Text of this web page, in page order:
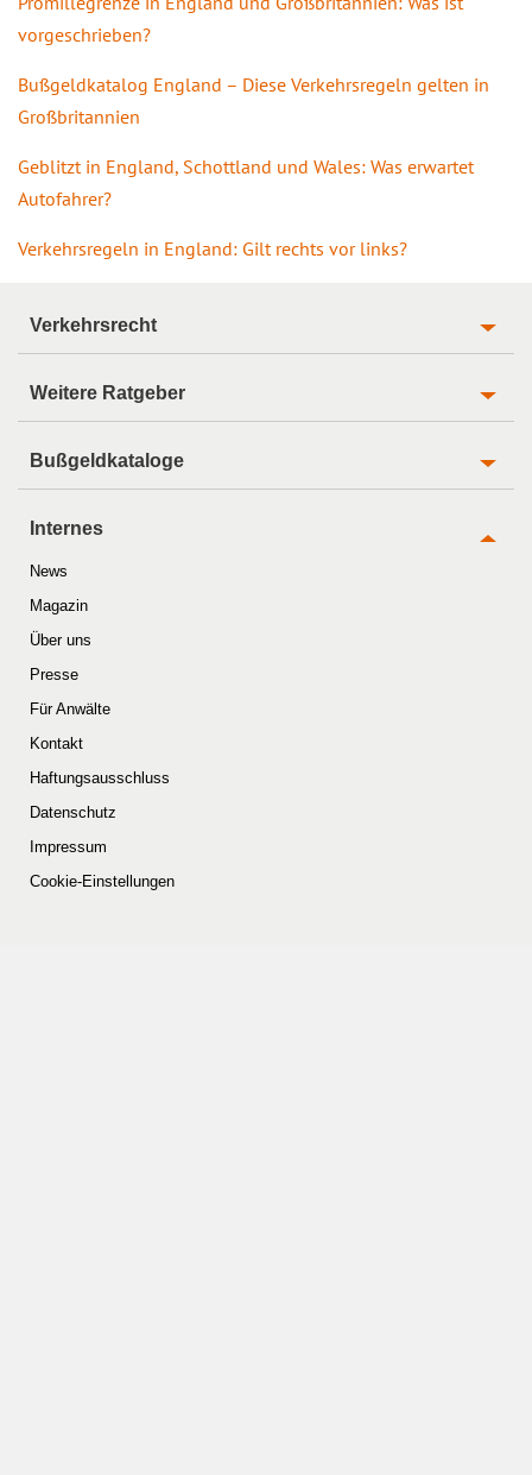
vorgeschrieben?
Bußgeldkatalog England – Diese Verkehrsregeln gelten in
Großbritannien
Geblitzt in England, Schottland und Wales: Was erwartet
Autofahrer?
Verkehrsregeln in England: Gilt rechts vor links?
Verkehrsrecht
Weitere Ratgeber
Bußgeldkataloge
Internes
News
Magazin
Über uns
Presse
Für Anwälte
Kontakt
Haftungsausschluss
Datenschutz
Impressum
Cookie-Einstellungen